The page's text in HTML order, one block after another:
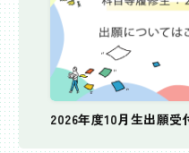
2026年度10月生出願受